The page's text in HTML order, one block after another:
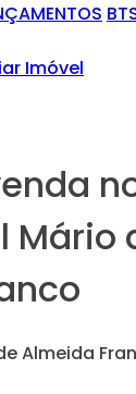
Imóvel
Mário
Almeida